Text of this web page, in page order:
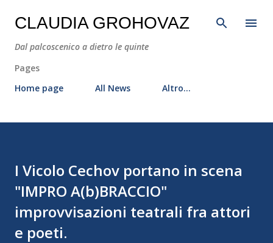
Passa ai contenuti principali
CLAUDIA GROHOVAZ
Dal palcoscenico a dietro le quinte
Pages
Home page
All News Altro…
I Vicolo Cechov portano in scena
"IMPRO A(b)BRACCIO"
improvvisazioni teatrali fra attori
e poeti.